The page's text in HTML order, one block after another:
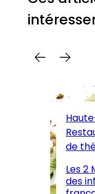
de
Les 2
des